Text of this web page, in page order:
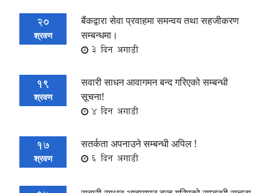
20
श्रवण
बैंकद्वारा सेवा प्रवाहमा समन्वय तथा सहजीकरण
सम्बन्धमा।
3 दिन अगाडी
19
श्रवण
सवारी साधन आवागमन बन्द गरिएको सम्बन्धी
सूचना!
4 दिन अगाडी
17
श्रवण
सतर्कता अपनाउने सम्बन्धी अपिल !
6 दिन अगाडी